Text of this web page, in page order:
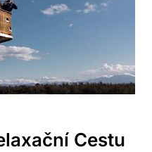
Cestu